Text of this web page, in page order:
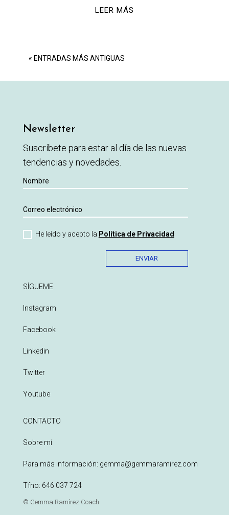
LEER MÁS
« ENTRADAS MÁS ANTIGUAS
Newsletter
Suscríbete para estar al día de las nuevas
tendencias y novedades.
He leído y acepto la Política de Privacidad
ENVIAR
SÍGUEME
Instagram
Facebook
Linkedin
Twitter
Youtube
CONTACTO
Sobre mí
Para más información: gemma@gemmaramirez.com
Tfno: 646 037 724
© Gemma Ramírez Coach